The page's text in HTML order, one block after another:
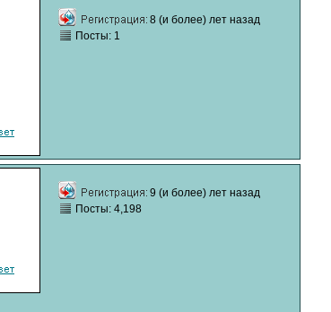
8 (и более) лет назад
Посты: 1
9 (и более) лет назад
Посты: 4,198